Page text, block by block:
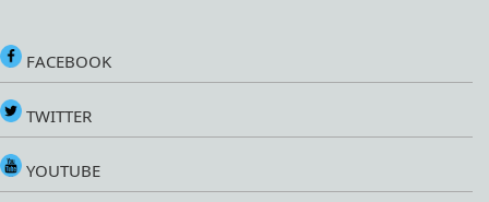
FACEBOOK
TWITTER
YOUTUBE